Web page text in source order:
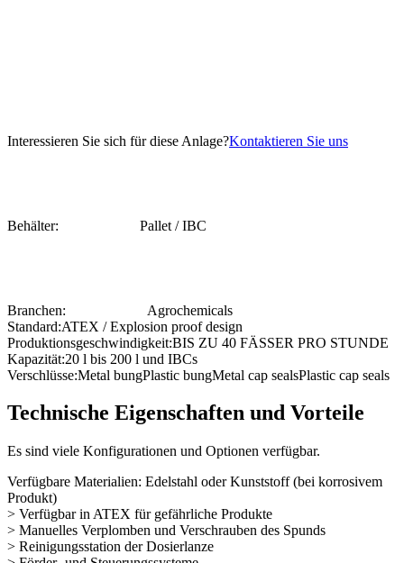
Interessieren Sie sich für diese Anlage?Kontaktieren Sie uns
Behälter: Pallet / IBC
Branchen:
Agrochemicals
Standard:ATEX / Explosion proof design
Produktionsgeschwindigkeit:BIS ZU 40 FÄSSER PRO STUNDE
Kapazität:20 l bis 200 l und IBCs
Verschlüsse:Metal bungPlastic bungMetal cap sealsPlastic cap seals
Technische Eigenschaften und Vorteile
Es sind viele Konfigurationen und Optionen verfügbar.
Verfügbare Materialien: Edelstahl oder Kunststoff (bei korrosivem
Produkt)
> Verfügbar in ATEX für gefährliche Produkte
> Manuelles Verplomben und Verschrauben des Spunds
> Reinigungsstation der Dosierlanze